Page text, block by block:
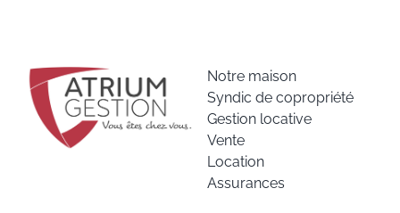
Notre maison
Syndic de copropriété
Gestion locative
Vente
Location
Assurances